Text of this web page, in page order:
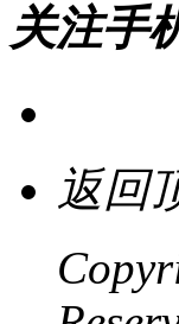
关注手
返回